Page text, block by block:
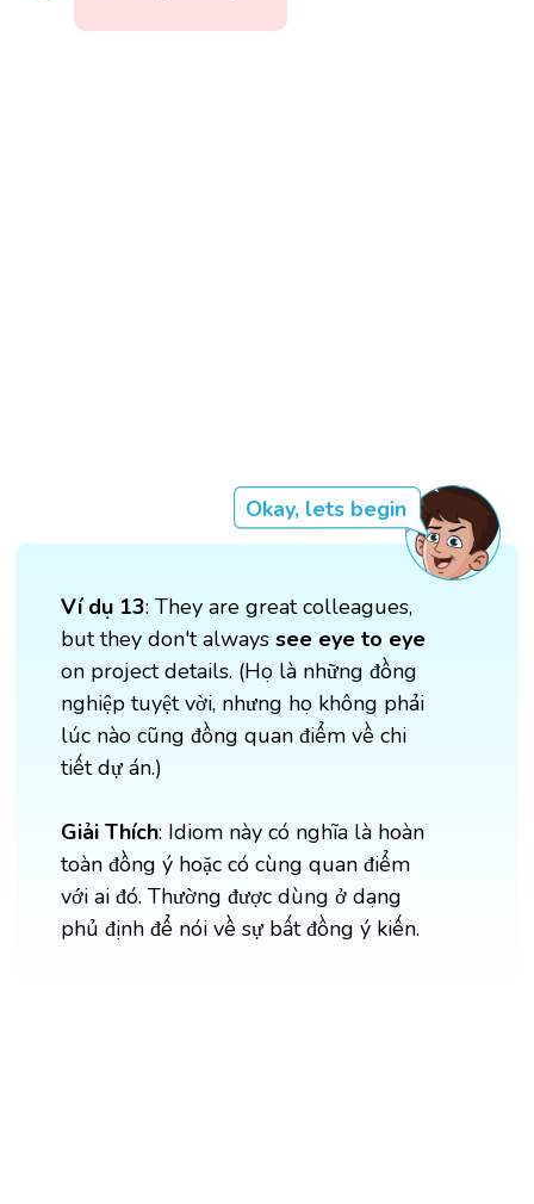
Okay, lets begin
Ví dụ 13: They are great colleagues,
but they don't alwayssee eye to eye
on project details. (Họ là những đồng
nghiệp tuyệt vời, nhưng họ không phải
lúc nào cũng đồng quan điểm về chi
tiết dự án.)
Giải Thích: Idiom này có nghĩa là hoàn
toàn đồng ý hoặc có cùng quan điểm
với ai đó. Thường được dùng ở dạng
phủ định để nói về sự bất đồng ý kiến.